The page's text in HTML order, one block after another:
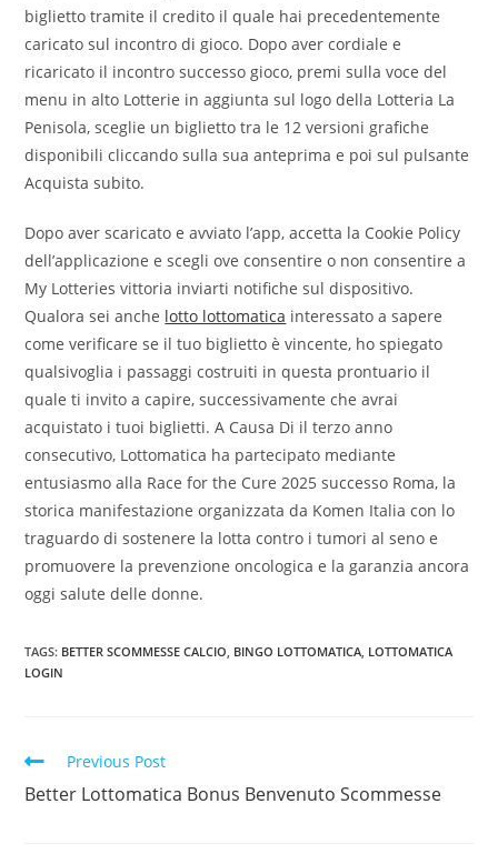
biglietto tramite il credito il quale hai precedentemente
caricato sul incontro di gioco. Dopo aver cordiale e
ricaricato il incontro successo gioco, premi sulla voce del
menu in alto Lotterie in aggiunta sul logo della Lotteria La
Penisola, sceglie un biglietto tra le 12 versioni grafiche
disponibili cliccando sulla sua anteprima e poi sul pulsante
Acquista subito.
Dopo aver scaricato e avviato l’app, accetta la Cookie Policy
dell’applicazione e scegli ove consentire o non consentire a
My Lotteries vittoria inviarti notifiche sul dispositivo.
Qualora sei anche lotto lottomatica interessato a sapere
come verificare se il tuo biglietto è vincente, ho spiegato
qualsivoglia i passaggi costruiti in questa prontuario il
quale ti invito a capire, successivamente che avrai
acquistato i tuoi biglietti. A Causa Di il terzo anno
consecutivo, Lottomatica ha partecipato mediante
entusiasmo alla Race for the Cure 2025 successo Roma, la
storica manifestazione organizzata da Komen Italia con lo
traguardo di sostenere la lotta contro i tumori al seno e
promuovere la prevenzione oncologica e la garanzia ancora
oggi salute delle donne.
TAGS: BETTER SCOMMESSE CALCIO BINGO LOTTOMATICA LOTTOMATICA
LOGIN
Read
articles
Previous Post
Better Lottomatica Bonus Benvenuto Scommesse